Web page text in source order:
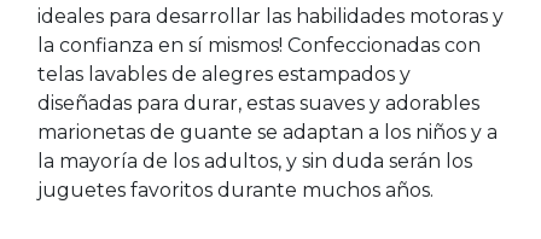
ideales para desarrollar las habilidades motoras y
la confianza en sí mismos! Confeccionadas con
telas lavables de alegres estampados y
diseñadas para durar, estas suaves y adorables
marionetas de guante se adaptan a los niños y a
la mayoría de los adultos, y sin duda serán los
juguetes favoritos durante muchos años.